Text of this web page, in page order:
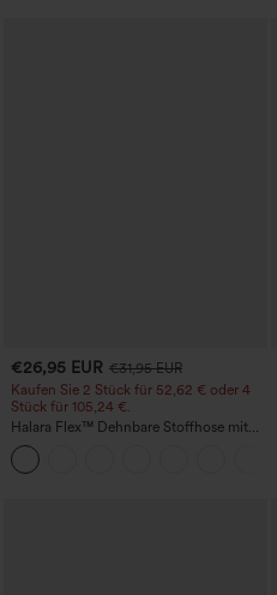
€26,95 EUR €31,95 EUR
Kaufen Sie 2 Stück für 52,62 € oder 4
Stück für 105,24 €.
Halara Flex™ Dehnbare Stoffhose mit
hohem Bund, Waffelmuster,
Seitentaschen und weitem Bein